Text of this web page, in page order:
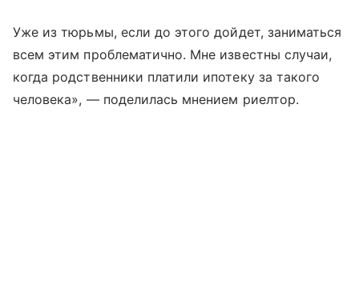
Уже из тюрьмы, если до этого дойдет, заниматься
всем этим проблематично. Мне известны случаи,
когда родственники платили ипотеку за такого
человека», — поделилась мнением риелтор.